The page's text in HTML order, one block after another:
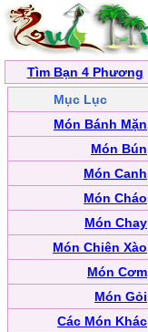
Tìm Bạn 4 Phương
Mục Lục
Món Bánh Mặn
Món Bún
Món Canh
Món Cháo
Món Chay
Món Chiên Xào
Món Cơm
Món Gỏi
Các Món Khác